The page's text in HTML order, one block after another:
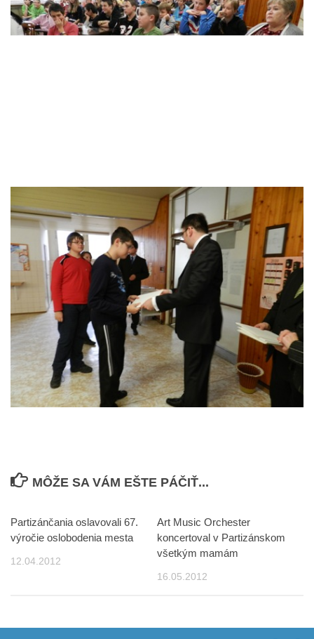
MÔŽE SA VÁM EŠTE PÁČIŤ...
Partizánčania oslavovali 67.
výročie oslobodenia mesta
12.04.2012
Art Music Orchester
koncertoval v Partizánskom
všetkým mamám
16.05.2012